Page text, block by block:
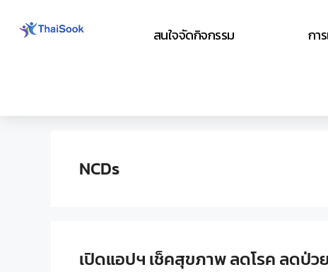
สนใจจัดกิจกรรม กา
NCDs
เปิดแอปฯ เช็คสุขภาพ ลดโรค ลดป่